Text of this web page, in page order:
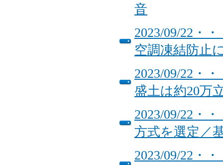
音
2023/09/22・
空調凍結防止
2023/09/22・
盛土は約20万
2023/09/22・
方式を選定／
2023/09/22・